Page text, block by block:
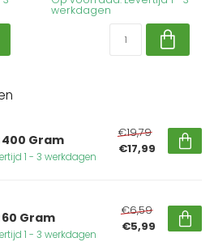
werkdagen
Gram
1 - 3 werkdagen
€19,79
€17,99
Gram
1 - 3 werkdagen
€6,59
€5,99